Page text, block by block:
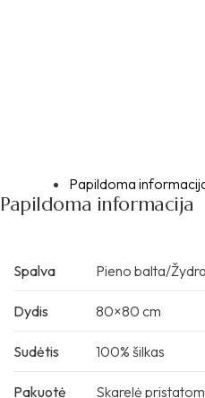
Papildoma
Papildoma informacija
Spalva Pieno balta/Žydra
Dydis 80×80 cm
Sudėtis 100% šilkas
Pakuotė Skarelė